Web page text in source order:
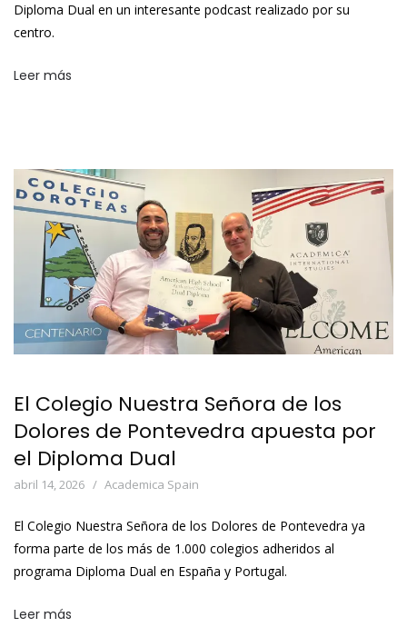
Diploma Dual en un interesante podcast realizado por su
centro.
Leer más
El Colegio Nuestra Señora de los
Dolores de Pontevedra apuesta por
el Diploma Dual
abril 14, 2026 Academica Spain
El Colegio Nuestra Señora de los Dolores de Pontevedra ya
forma parte de los más de 1.000 colegios adheridos al
programa Diploma Dual en España y Portugal.
Leer más